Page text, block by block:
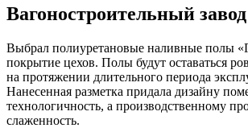
Вагоностроительный завод
Выбрал полиуретановые наливные полы
покрытие цехов. Полы будут оставаться
на протяжении длительного периода
Нанесенная разметка придала дизайну
технологичность, а производственному
слаженность.